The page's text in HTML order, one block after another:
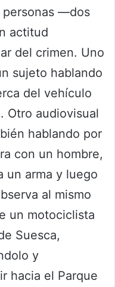
personas —dos
actitud
del crimen. Uno
sujeto hablando
del vehículo
Otro audiovisual
hablando por
con un hombre,
un arma y luego
al mismo
un motociclista
Suesca,
y
hacia el Parque